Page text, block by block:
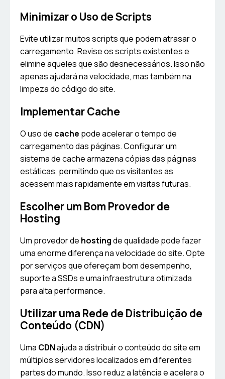
Minimizar o Uso de Scripts
Evite utilizar muitos scripts que podem atrasar o
carregamento. Revise os scripts existentes e
elimine aqueles que são desnecessários. Isso não
apenas ajudará na velocidade, mas também na
limpeza do código do site.
Implementar Cache
O uso de cache pode acelerar o tempo de
carregamento das páginas. Configurar um
sistema de cache armazena cópias das páginas
estáticas, permitindo que os visitantes as
acessem mais rapidamente em visitas futuras.
Escolher um Bom Provedor de
Hosting
Um provedor de hostingde qualidade pode fazer
uma enorme diferença na velocidade do site. Opte
por serviços que ofereçam bom desempenho,
suporte a SSDs e uma infraestrutura otimizada
para alta performance.
Utilizar uma Rede de Distribuição de
Conteúdo (CDN)
Uma CDNajuda a distribuir o conteúdo do site em
múltiplos servidores localizados em diferentes
partes do mundo. Isso reduz a latência e acelera o